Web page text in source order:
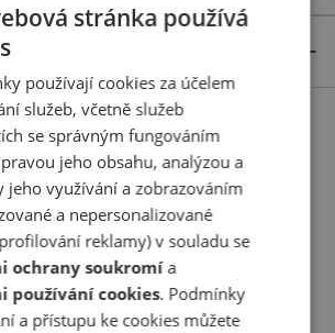
prohlížené
stránka používá
používají cookies za účelem
služeb, včetně služeb
se správným fungováním
jeho obsahu, analýzou a
jeho využívání a zobrazováním
a nepersonalizované
reklamy) v souladu se
ochrany soukromía
používání cookies. Podmínky
a přístupu ke cookies můžete